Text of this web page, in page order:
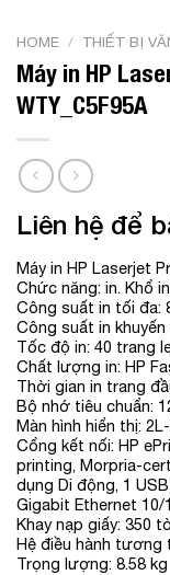
HOME / THIẾT BỊ
Máy in HP
WTY_C5F95A
Liên hệ để
Máy in HP Laserjet
Chức năng: in. Khổ
Công suất in tối đa:
Công suất in
Tốc độ in: 40 trang
Chất lượng in: HP
Thời gian in trang
Bộ nhớ tiêu chuẩn:
Màn hình hiển thị:
Cổng kết nối: HP
printing, Morpria-
dụng Di động, 1
Gigabit Ethernet 10/
Khay nạp giấy: 350
Hệ điều hành tương
Trọng lượng: 8.58 kg